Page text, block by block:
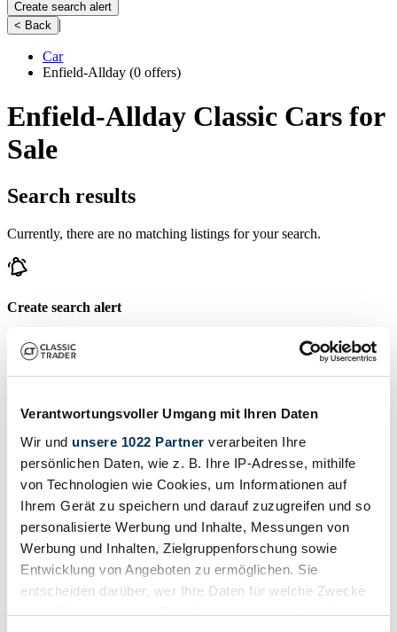
Verantwortungsvoller Umgang mit Ihren Daten
Wir und unsere 1022 Partner verarbeiten Ihre
persönlichen Daten, wie z. B. Ihre IP-Adresse, mithilfe
von Technologien wie Cookies, um Informationen auf
Ihrem Gerät zu speichern und darauf zuzugreifen und so
personalisierte Werbung und Inhalte, Messungen von
Werbung und Inhalten, Zielgruppenforschung sowie
Entwicklung von Angeboten zu ermöglichen. Sie
entscheiden darüber, wer Ihre Daten für welche Zwecke
nutzt. Sie können Ihre Einwilligung jederzeit über die
Create search alert
< Back |
Car
Enfield-Allday (0 offers)
Enfield-Allday Classic Cars for
Sale
Search results
Currently, there are no matching listings for your search.
Create search alert
Let yourself be notified as soon as a listing is published that matches
your search filters.
Create listing
Do you have a Enfield-Allday that you want to sell? Then create a
listing now.
Create listing
Auctions ending soon
View all auctions
Auction